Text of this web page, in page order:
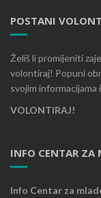
POSTANI
Želiš li promijeniti
volontiraj! Popuni
svojim informacijama
VOLONTIRAJ!
INFO CENTAR ZA
Info Centar za